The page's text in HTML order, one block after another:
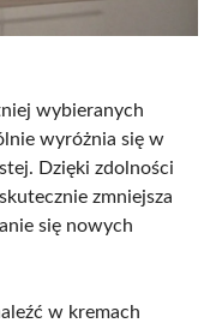
wybieranych
wyróżnia się w
Dzięki zdolności
zmniejsza
się nowych
w kremach